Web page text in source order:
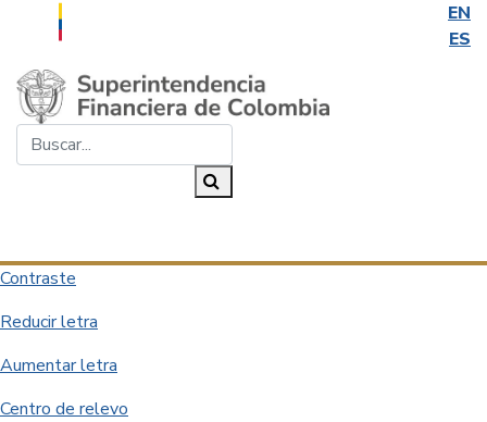
EN
ES
Saltar al contenido principal
Contraste
Reducir letra
Aumentar letra
Centro de relevo